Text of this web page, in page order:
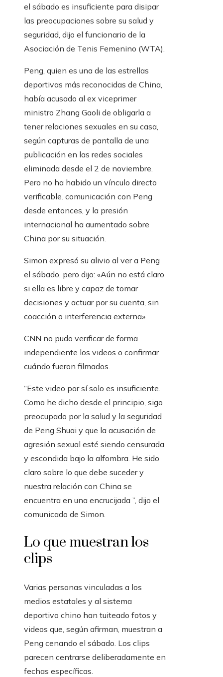
el sábado es insuficiente para disipar
las preocupaciones sobre su salud y
seguridad, dijo el funcionario de la
Asociación de Tenis Femenino (WTA).
Peng, quien es una de las estrellas
deportivas más reconocidas de China,
había acusado al ex viceprimer
ministro Zhang Gaoli de obligarla a
tener relaciones sexuales en su casa,
según capturas de pantalla de una
publicación en las redes sociales
eliminada desde el 2 de noviembre.
Pero no ha habido un vínculo directo
verificable. comunicación con Peng
desde entonces, y la presión
internacional ha aumentado sobre
China por su situación.
Simon expresó su alivio al ver a Peng
el sábado, pero dijo: «Aún no está claro
si ella es libre y capaz de tomar
decisiones y actuar por su cuenta, sin
coacción o interferencia externa».
CNN no pudo verificar de forma
independiente los videos o confirmar
cuándo fueron filmados.
“Este video por sí solo es insuficiente.
Como he dicho desde el principio, sigo
preocupado por la salud y la seguridad
de Peng Shuai y que la acusación de
agresión sexual esté siendo censurada
y escondida bajo la alfombra. He sido
claro sobre lo que debe suceder y
nuestra relación con China se
encuentra en una encrucijada ”, dijo el
comunicado de Simon.
Lo que muestran los
clips
Varias personas vinculadas a los
medios estatales y al sistema
deportivo chino han tuiteado fotos y
videos que, según afirman, muestran a
Peng cenando el sábado. Los clips
parecen centrarse deliberadamente en
fechas específicas.